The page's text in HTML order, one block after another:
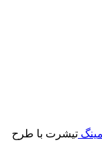
تیشرت با طرح